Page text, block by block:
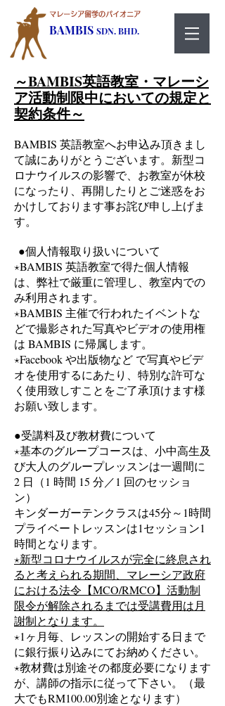
マレーシア留学のパイオニア
BAMBIS SDN. BHD.
～BAMBIS英語教室・マレーシ
ア活動制限中においての規定と
契約条件～
BAMBIS 英語教室へお申込み頂きまし
て誠にありがとうございます。 新型コ
ロナウイルスの影響で、お教室が休校
になったり、再開したりとご迷惑をお
かけしております事お詫び申し上げま
す。
●個人情報取り扱いについて
⋆BAMBIS 英語教室で得た個人情報
は、弊社で厳重に管理し、教室内での
み利用されます。
⋆BAMBIS 主催で行われたイベントな
どで撮影された写真やビデオの使用権
は BAMBIS に帰属します。
⋆Facebook や出版物など で写真やビデ
オを使用するにあたり、特別な許可な
く使用致しすことをご了承頂けます様
お願い致します。
●受講料及び教材費について
⋆基本のグループコースは、小中高生及
び大人のグループレッスンは一週間に
2 日（1 時間 15 分／1 回のセッショ
ン）
キンダーガーテンクラスは45分～1時間
プライベートレッスンは1セッション1
時間となります。
⋆新型コロナウイルスが完全に終息され
ると考えられる期間、マレーシア政府
における法令【MCO/RMCO】活動制
限令が解除されるまでは受講費用は月
謝制となります。
⋆1ヶ月毎、レッスンの開始する日まで
に銀行振り込みにてお納めください。
⋆教材費は別途その都度必要になります
が、講師の指示に従って下さい。（最
大でもRM100.00別途となります）